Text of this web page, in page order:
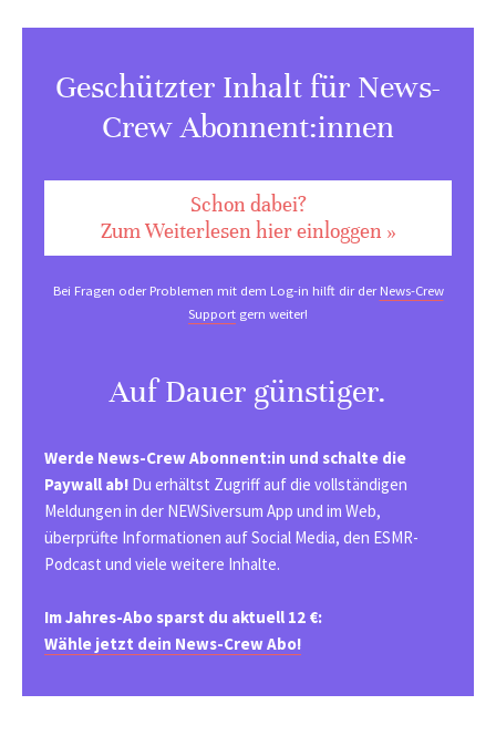
Geschützter Inhalt für News-
Crew Abonnent:innen
Schon dabei?
Zum Weiterlesen hier einloggen »
Bei Fragen oder Problemen mit dem Log-in hilft dir derNews-Crew
Support gern weiter!
Auf Dauer günstiger.
Werde News-Crew Abonnent:in und schalte die
Paywall ab! Du erhältst Zugriff auf die vollständigen
Meldungen in der NEWSiversum App und im Web,
überprüfte Informationen auf Social Media, den ESMR-
Podcast und viele weitere Inhalte.
Im Jahres-Abo sparst du aktuell 12 €:
Wähle jetzt dein News-Crew Abo!